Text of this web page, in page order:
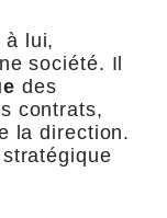
à lui,
société. Il
des
contrats,
la direction.